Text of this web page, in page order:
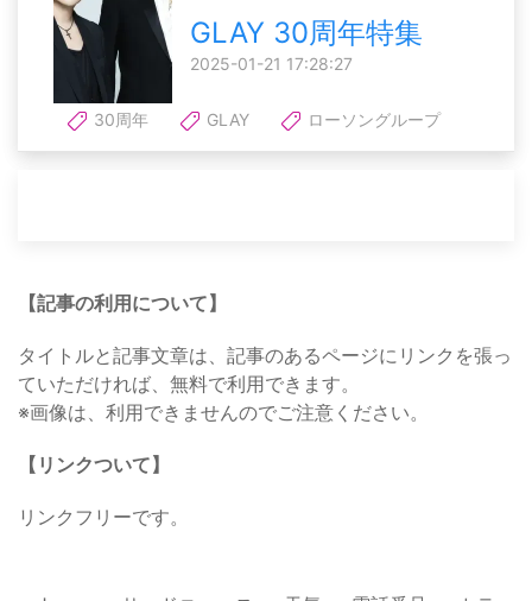
GLAY 30周年特集
2025-01-21 17:28:27
30周年 GLAY ローソングループ
【記事の利用について】
タイトルと記事文章は、記事のあるページにリンクを張っ
ていただければ、無料で利用できます。
※画像は、利用できませんのでご注意ください。
【リンクついて】
リンクフリーです。